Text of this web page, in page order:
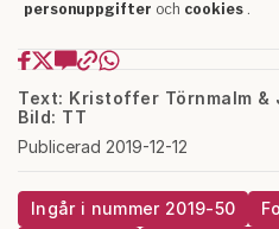
Text: Kristoffer Törnmalm &
Bild: TT
Publicerad 2019-12-12
Ingår i nummer 2019-50